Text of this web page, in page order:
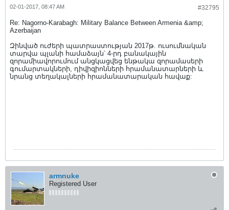
#32795
02-01-2017, 08:47 AM
Re: Nagorno-Karabagh: Military Balance Between Armenia &amp;
Azerbaijan
Զինված ուժերի պատրաստության 2017թ. ուսումնական
տարվա պլանի համաձայն՝ 4-րդ բանակային
զորամիավորումում անցկացվեց ենթակա զորամասերի
գումարտակների, դիվիզիոնների հրամանատարների և
նրանց տեղակալների հրամանատարական հավաք:
armnuke
Registered User